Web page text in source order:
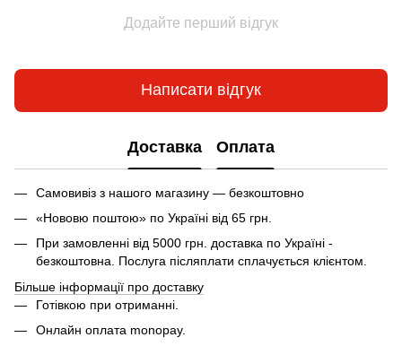
Додайте перший відгук
Написати відгук
Доставка Оплата
Самовивіз з нашого магазину — безкоштовно
«Нововю поштою» по Україні від 65 грн.
При замовленні від 5000 грн. доставка по Україні -
безкоштовна. Послуга післяплати сплачується клієнтом.
Більше інформації про доставку
Готівкою при отриманні.
Онлайн оплата monopay.